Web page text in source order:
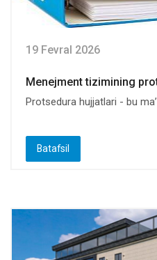
19 Fevral 2026
Menejment tizimining
Protsedura hujjatlari - bu
Batafsil